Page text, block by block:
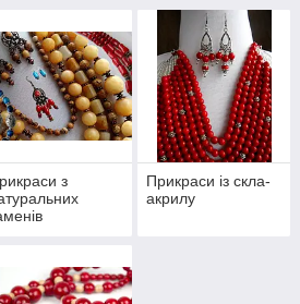
з
Прикраси із скла-
акрилу